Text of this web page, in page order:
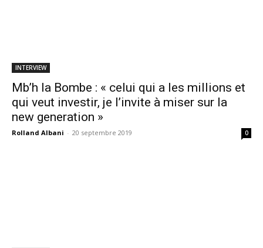
INTERVIEW
Mb’h la Bombe : « celui qui a les millions et
qui veut investir, je l’invite à miser sur la
new generation »
Rolland Albani - 20 septembre 2019 0